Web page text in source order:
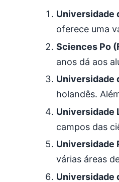
Universidade
oferece uma
Sciences Po
anos dá aos
Universidade
holandês.
Universidade
campos das
Universidade
várias áreas
Universidade